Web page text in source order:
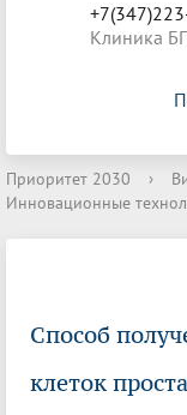
Клиника
Приоритет 2030 ›
Инновационные
Способ
клеток